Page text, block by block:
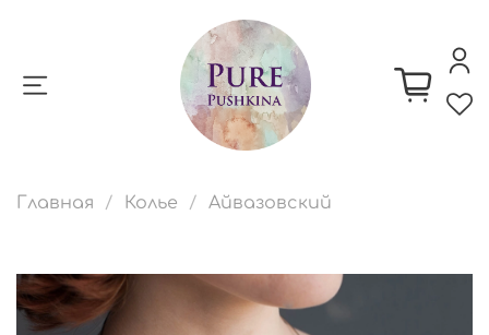
Главная Колье Айвазовский